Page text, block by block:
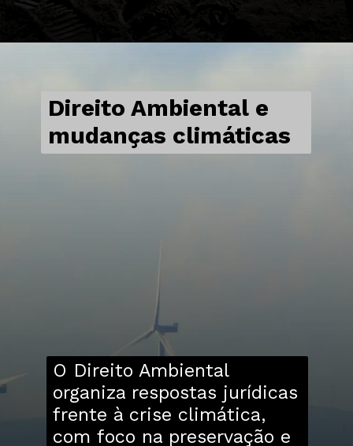
Direito Ambiental e
mudanças climáticas
O Direito Ambiental
organiza respostas jurídicas
frente à crise climática,
com foco na preservação e